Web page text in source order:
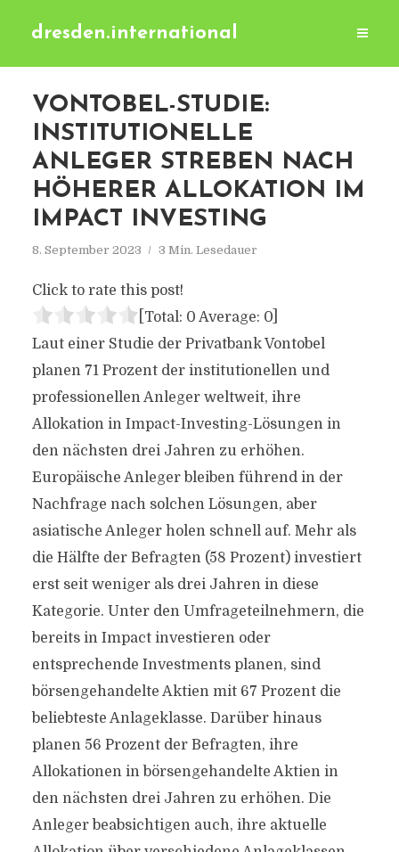
dresden.international
VONTOBEL-STUDIE:
INSTITUTIONELLE
ANLEGER STREBEN NACH
HÖHERER ALLOKATION IM
IMPACT INVESTING
8. September 2023 3 Min. Lesedauer
Click to rate this post!
[Total: 0 Average: 0]
Laut einer Studie der Privatbank Vontobel
planen 71 Prozent der institutionellen und
professionellen Anleger weltweit, ihre
Allokation in Impact-Investing-Lösungen in
den nächsten drei Jahren zu erhöhen.
Europäische Anleger bleiben führend in der
Nachfrage nach solchen Lösungen, aber
asiatische Anleger holen schnell auf. Mehr als
die Hälfte der Befragten (58 Prozent) investiert
erst seit weniger als drei Jahren in diese
Kategorie. Unter den Umfrageteilnehmern, die
bereits in Impact investieren oder
entsprechende Investments planen, sind
börsengehandelte Aktien mit 67 Prozent die
beliebteste Anlageklasse. Darüber hinaus
planen 56 Prozent der Befragten, ihre
Allokationen in börsengehandelte Aktien in
den nächsten drei Jahren zu erhöhen. Die
Anleger beabsichtigen auch, ihre aktuelle